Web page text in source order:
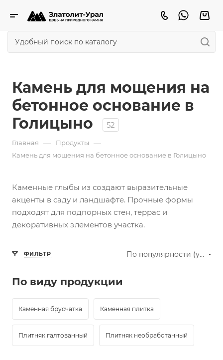
Камень для мощения на
бетонное основание в
Голицыно
52
Главная — Продукты —
Камень для мощения на бетонное основание в Голицыно
Каменные глыбы из создают выразительные
акценты в саду и ландшафте. Прочные формы
подходят для подпорных стен, террас и
декоративных элементов участка.
ФИЛЬТР По популярности (убывание)
По виду продукции
Каменная брусчатка Каменная плитка
Плитняк галтованный Плитняк необработанный